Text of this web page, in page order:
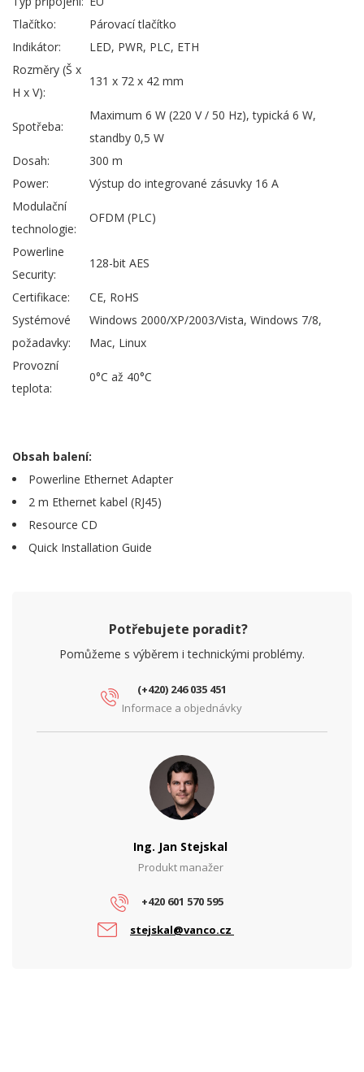
Tlačítko:
Párovací tlačítko
Indikátor:
LED, PWR, PLC, ETH
Rozměry (Š x
H x V):
131 x 72 x 42 mm
Spotřeba:
Maximum 6 W (220 V / 50 Hz), typická 6 W,
standby 0,5 W
Dosah:
300 m
Power:
Výstup do integrované zásuvky 16 A
Modulační
technologie:
OFDM (PLC)
Powerline
Security:
128-bit AES
Certifikace:
CE, RoHS
Systémové
požadavky:
Windows 2000/XP/2003/Vista, Windows 7/8,
Mac, Linux
Provozní
teplota:
0°C až 40°C
Obsah balení:
Powerline Ethernet Adapter
2 m Ethernet kabel (RJ45)
Resource CD
Quick Installation Guide
Potřebujete poradit?
Pomůžeme s výběrem i technickými problémy.
(+420) 246 035 451
Informace a objednávky
Ing. Jan Stejskal
Produkt manažer
+420 601 570 595
stejskal@vanco.cz